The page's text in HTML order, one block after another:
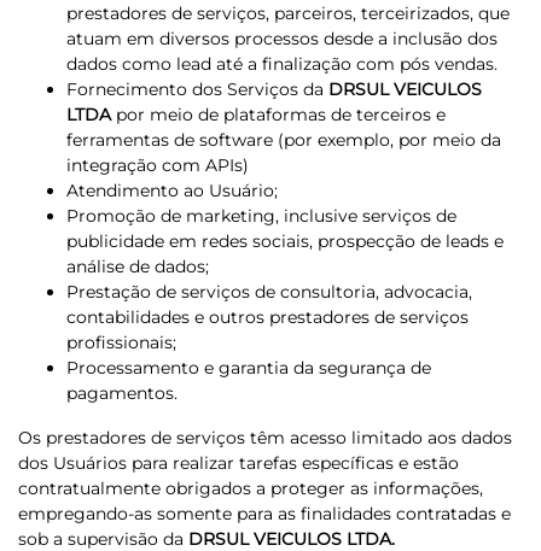
prestadores de serviços, parceiros, terceirizados, que
atuam em diversos processos desde a inclusão dos
dados como lead até a finalização com pós vendas.
Fornecimento dos Serviços da DRSUL VEICULOS
LTDApor meio de plataformas de terceiros e
ferramentas de software (por exemplo, por meio da
integração com APIs)
Atendimento ao Usuário;
Promoção de marketing, inclusive serviços de
publicidade em redes sociais, prospecção de leads e
análise de dados;
Prestação de serviços de consultoria, advocacia,
contabilidades e outros prestadores de serviços
profissionais;
Processamento e garantia da segurança de
pagamentos.
Os prestadores de serviços têm acesso limitado aos dados
dos Usuários para realizar tarefas específicas e estão
contratualmente obrigados a proteger as informações,
empregando-as somente para as finalidades contratadas e
sob a supervisão da DRSUL VEICULOS LTDA.